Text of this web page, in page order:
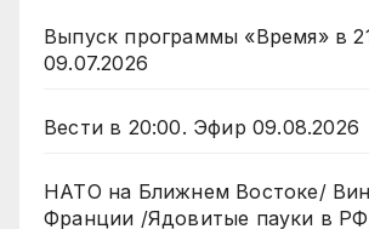
Выпуск программы «Время» в
09.07.2026
Вести в 20:00. Эфир 09.08.2026
НАТО на Ближнем Востоке/
Франции /Ядовитые пауки в